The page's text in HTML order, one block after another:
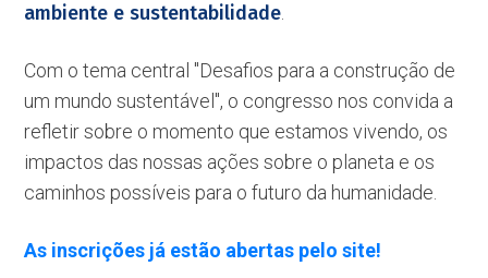
ambiente e sustentabilidade
Com o tema central ''Desafios para a construção de
um mundo sustentável'', o congresso nos convida a
refletir sobre o momento que estamos vivendo, os
impactos das nossas ações sobre o planeta e os
caminhos possíveis para o futuro da humanidade.
As inscrições já estão abertas pelo site!